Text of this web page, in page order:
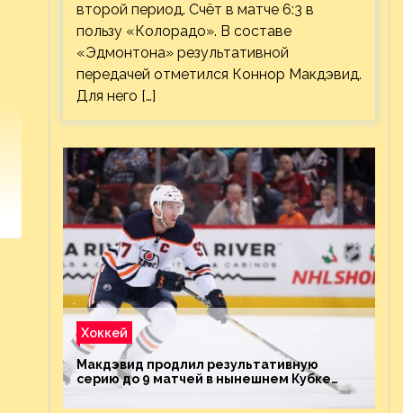
второй период. Счёт в матче 6:3 в
пользу «Колорадо». В составе
«Эдмонтона» результативной
передачей отметился Коннор Макдэвид.
Для него […]
Хоккей
Макдэвид продлил результативную
серию до 9 матчей в нынешнем Кубке